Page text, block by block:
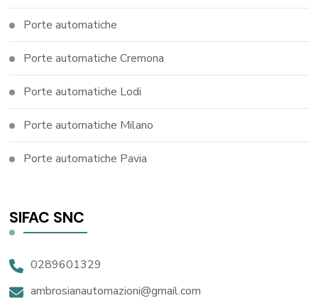
Porte automatiche
Porte automatiche Cremona
Porte automatiche Lodi
Porte automatiche Milano
Porte automatiche Pavia
SIFAC SNC
0289601329
ambrosianautomazioni@gmail.com